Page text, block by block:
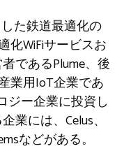
た鉄道最適化の
化WiFiサービスお
であるPlume、後
業用IoT企業であ
ジー企業に投資し
業には、Celus、
などがある。